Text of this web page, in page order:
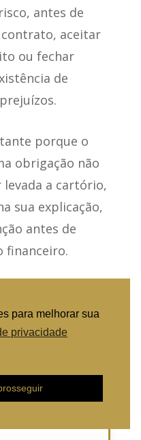
, antes de
aceitar
ou fechar
de
porque o
obrigação não
a cartório,
sua explicação,
antes de
financeiro.
pode
locações,
e resolução de
os
!
para melhorar sua
privacidade